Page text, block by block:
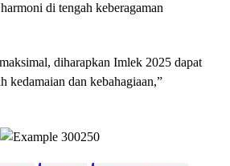
di tengah keberagaman
diharapkan Imlek 2025 dapat
kedamaian dan kebahagiaan,”